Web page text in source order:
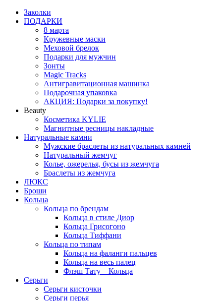
Заколки
ПОДАРКИ
8 марта
Кружевные маски
Меховой брелок
Подарки для мужчин
Зонты
Magic Tracks
Антигравитационная машинка
Подарочная упаковка
АКЦИЯ: Подарки за покупку!
Beauty
Косметика KYLIE
Магнитные ресницы накладные
Натуральные камни
Мужские браслеты из натуральных камней
Натуральный жемчуг
Колье, ожерелья, бусы из жемчуга
Браслеты из жемчуга
ЛЮКС
Броши
Кольца
Кольца по брендам
Кольца в стиле Диор
Кольца Грисогоно
Кольца Тиффани
Кольца по типам
Кольца на фаланги пальцев
Кольца на весь палец
Флэш Тату – Кольца
Серьги
Серьги кисточки
Серьги перья